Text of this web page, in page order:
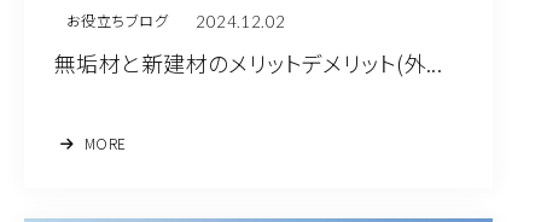
お役立ちブログ 2024.12.02
無垢材と新建材のメリットデメリット(外...
MORE